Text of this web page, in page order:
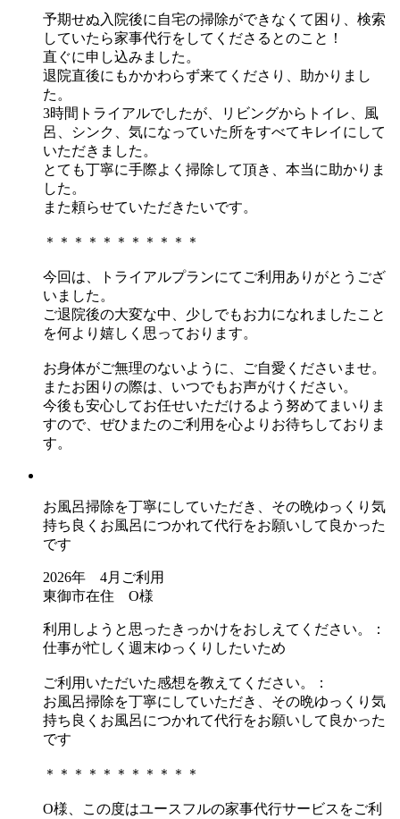
予期せぬ入院後に自宅の掃除ができなくて困り、検索
していたら家事代行をしてくださるとのこと！
直ぐに申し込みました。
退院直後にもかかわらず来てくださり、助かりまし
た。
3時間トライアルでしたが、リビングからトイレ、風
呂、シンク、気になっていた所をすべてキレイにして
いただきました。
とても丁寧に手際よく掃除して頂き、本当に助かりま
した。
また頼らせていただきたいです。
＊＊＊＊＊＊＊＊＊＊＊
今回は、トライアルプランにてご利用ありがとうござ
いました。
ご退院後の大変な中、少しでもお力になれましたこと
を何より嬉しく思っております。
お身体がご無理のないように、ご自愛くださいませ。
またお困りの際は、いつでもお声がけください。
今後も安心してお任せいただけるよう努めてまいりま
すので、ぜひまたのご利用を心よりお待ちしておりま
す。
お風呂掃除を丁寧にしていただき、その晩ゆっくり気
持ち良くお風呂につかれて代行をお願いして良かった
です
2026年 4月ご利用
東御市在住 O様
利用しようと思ったきっかけをおしえてください。：
仕事が忙しく週末ゆっくりしたいため
ご利用いただいた感想を教えてください。：
お風呂掃除を丁寧にしていただき、その晩ゆっくり気
持ち良くお風呂につかれて代行をお願いして良かった
です
＊＊＊＊＊＊＊＊＊＊＊
O様、この度はユースフルの家事代行サービスをご利